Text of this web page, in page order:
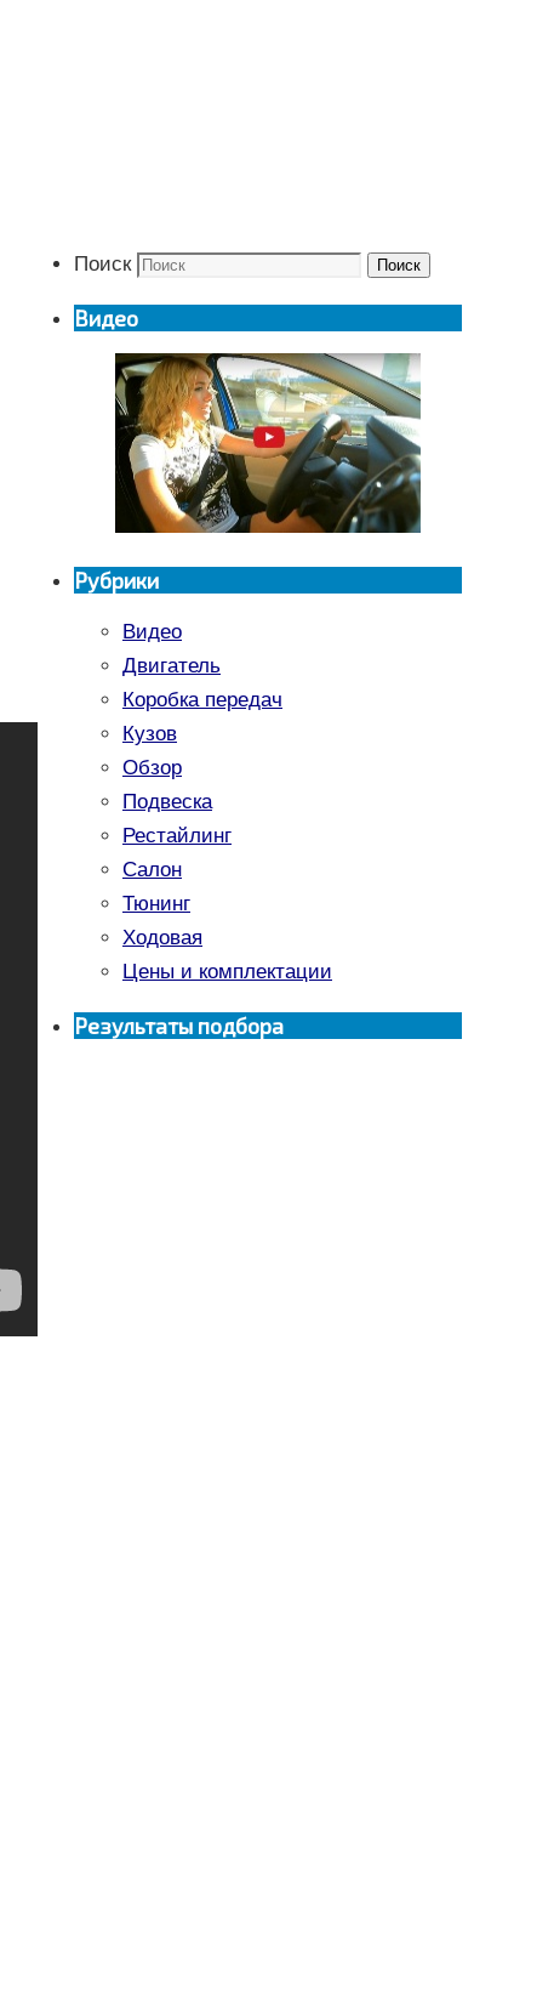
Поиск Поиск
Видео
Рубрики
Видео
Двигатель
Коробка передач
Кузов
Обзор
Подвеска
Рестайлинг
Салон
Тюнинг
Ходовая
Цены и комплектации
Результаты подбора